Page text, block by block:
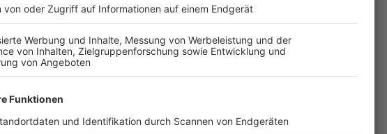
ALLE NEWS
Spiele Letzte Spiele Kompletter Spielplan